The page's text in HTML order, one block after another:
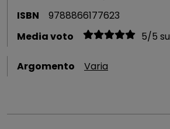
ISBN
9788866177623
Media voto
5/5 su
Argomento Varia